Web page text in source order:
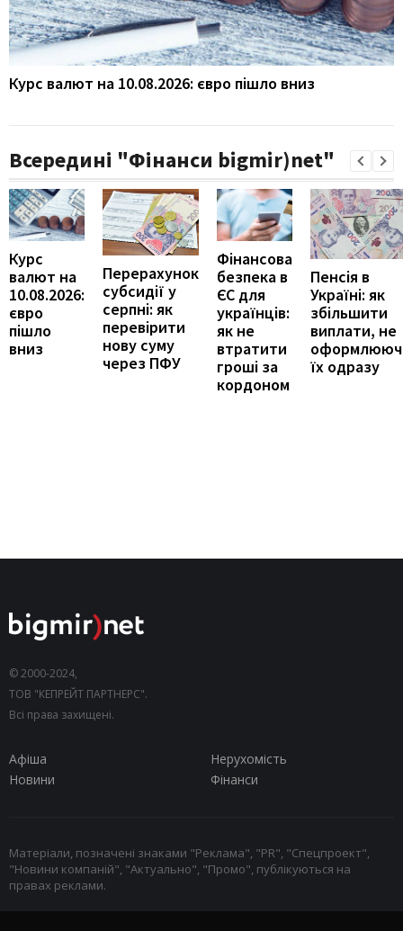
Курс валют на 10.08.2026: євро пішло вниз
Всередині "Фінанси bigmir)net"
Курс
валют на
10.08.2026:
євро
пішло
вниз
Перерахунок
субсидії у
серпні: як
перевірити
нову суму
через ПФУ
Фінансова
безпека в
ЄС для
українців:
як не
втратити
гроші за
кордоном
Пенсія в
Україні: як
збільшити
виплати, не
їх одразу
© 2000-2024,
ТОВ "КЕПРЕЙТ ПАРТНЕРС".
Всі права захищені.
Афіша
Нерухомість
Новини
Фінанси
Матеріали, позначені знаками "Реклама", "PR", "Спецпроект",
"Новини компаній", "Актуально", "Промо", публікуються на
правах реклами.